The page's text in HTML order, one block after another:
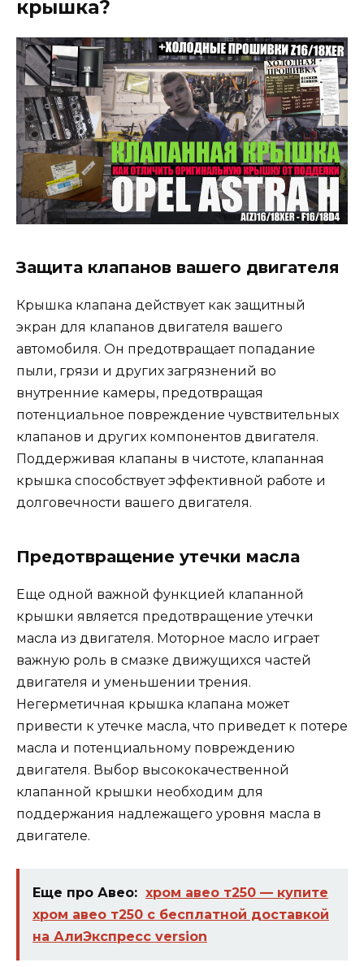
крышка?
Защита клапанов вашего двигателя
Крышка клапана действует как защитный
экран для клапанов двигателя вашего
автомобиля. Он предотвращает попадание
пыли, грязи и других загрязнений во
внутренние камеры, предотвращая
потенциальное повреждение чувствительных
клапанов и других компонентов двигателя.
Поддерживая клапаны в чистоте, клапанная
крышка способствует эффективной работе и
долговечности вашего двигателя.
Предотвращение утечки масла
Еще одной важной функцией клапанной
крышки является предотвращение утечки
масла из двигателя. Моторное масло играет
важную роль в смазке движущихся частей
двигателя и уменьшении трения.
Негерметичная крышка клапана может
привести к утечке масла, что приведет к потере
масла и потенциальному повреждению
двигателя. Выбор высококачественной
клапанной крышки необходим для
поддержания надлежащего уровня масла в
двигателе.
Еще про Авео: хром авео т250 — купите
хром авео т250 с бесплатной доставкой
на АлиЭкспресс version